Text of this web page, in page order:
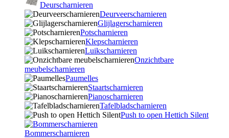
Deurscharnieren
Deurveerscharnieren
Glijlagerscharnieren
Potscharnieren
Klepscharnieren
Luikscharnieren
Onzichtbare
meubelscharnieren
Paumelles
Staartscharnieren
Pianoscharnieren
Tafelbladscharnieren
Push to open Hettich Silent
Bommerscharnieren